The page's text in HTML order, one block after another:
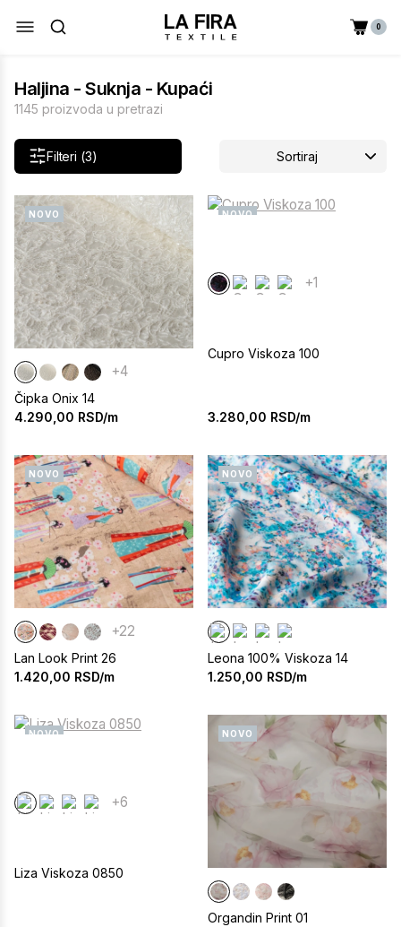
0
Haljina - Suknja - Kupaći
1145 proizvoda u pretrazi
Filteri (3) Sortiraj
NOVO
+4
Čipka Onix 14
4.290,00 RSD/m
NOVO
+1
Cupro Viskoza 100
3.280,00 RSD/m
NOVO
+22
Lan Look Print 26
1.420,00 RSD/m
NOVO
Leona 100% Viskoza 14
1.250,00 RSD/m
NOVO
+6
Liza Viskoza 0850
NOVO
Organdin Print 01